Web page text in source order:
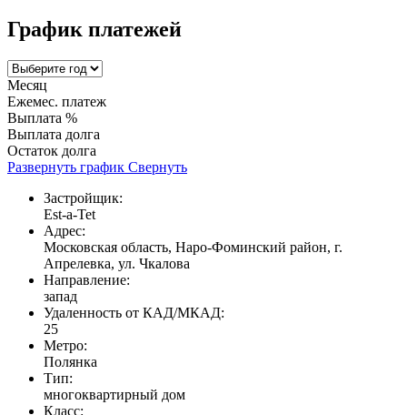
График платежей
Месяц
Ежемес. платеж
Выплата %
Выплата долга
Остаток долга
Развернуть график Свернуть
Застройщик:
Est-a-Tet
Адрес:
Московская область, Наро-Фоминский район, г.
Апрелевка, ул. Чкалова
Направление:
запад
Удаленность от КАД/МКАД:
25
Метро:
Полянка
Тип:
многоквартирный дом
Класс: